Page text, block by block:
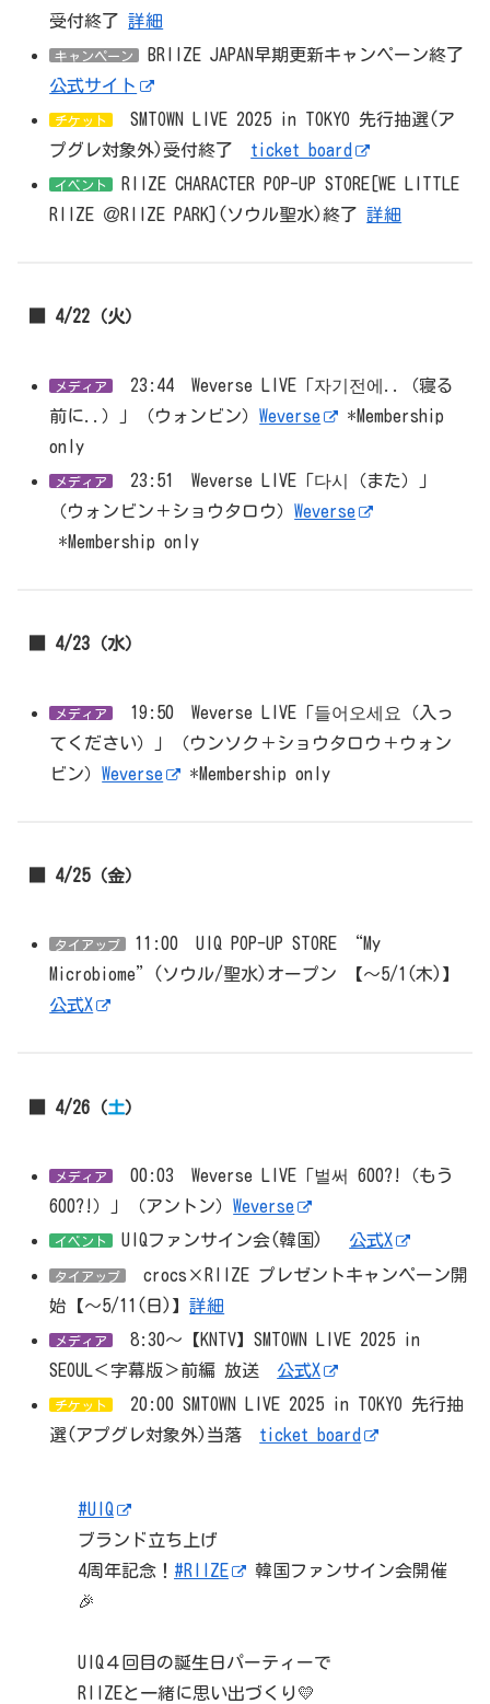
受付終了詳細
キャンペーン
BRIIZE JAPAN早期更新キャンペーン終了
公式サイト
チケット
SMTOWN LIVE 2025 in TOKYO 先行抽選(ア
プグレ対象外)受付終了 ticket board
イベント
RIIZE CHARACTER POP-UP STORE[WE LITTLE
RIIZE ＠RIIZE PARK](ソウル聖水)終了詳細
■ 4/22（火）
メディア
23:44 Weverse LIVE「자기전에..（寝る
前に..）」（ウォンビン）Weverse
*Membership
only
メディア
23:51 Weverse LIVE「다시（また）」
（ウォンビン＋ショウタロウ）Weverse
*Membership only
■ 4/23（水）
メディア
19:50 Weverse LIVE「들어오세요（入っ
てください）」（ウンソク＋ショウタロウ＋ウォン
ビン）Weverse *Membership only
■ 4/25（金）
タイアップ
11:00 UIQ POP-UP STORE “My
Microbiome”(ソウル/聖水)オープン 【～5/1(木)】
公式X
■ 4/26（土）
メディア
00:03 Weverse LIVE「벌써 600?!（もう
600?!）」（アントン）Weverse
イベント UIQファンサイン会(韓国) 公式X
タイアップ
crocs×RIIZE プレゼントキャンペーン開
始【～5/11(日)】詳細
メディア
8:30～【KNTV】SMTOWN LIVE 2025 in
SEOUL＜字幕版＞前編 放送 公式X
チケット
20:00 SMTOWN LIVE 2025 in TOKYO 先行抽
選(アプグレ対象外)当落 ticket board
#UIQ
ブランド立ち上げ
4周年記念！ #RIIZE
韓国ファンサイン会開催
🎉
UIQ４回目の誕生日パーティーで
RIIZEと一緒に思い出づくり💛